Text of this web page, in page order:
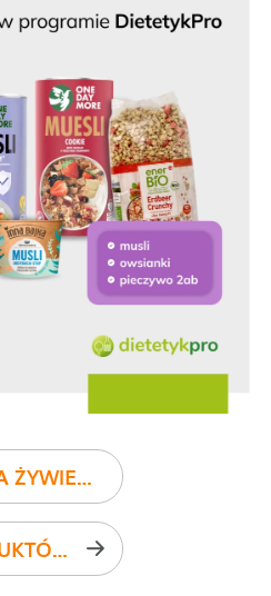
NOWE ZALECENIA ŻYWIENIOWE W DIETETYKPRO
50 NOWYCH PRODUKTÓW W PROGRAMIE - GOTOWCE Z LIDLA